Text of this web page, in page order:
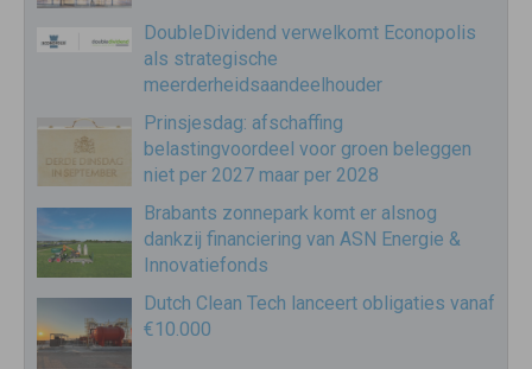
DoubleDividend verwelkomt Econopolis
als strategische
meerderheidsaandeelhouder
Prinsjesdag: afschaffing
belastingvoordeel voor groen beleggen
niet per 2027 maar per 2028
Brabants zonnepark komt er alsnog
dankzij financiering van ASN Energie &
Innovatiefonds
Dutch Clean Tech lanceert obligaties vanaf
€10.000